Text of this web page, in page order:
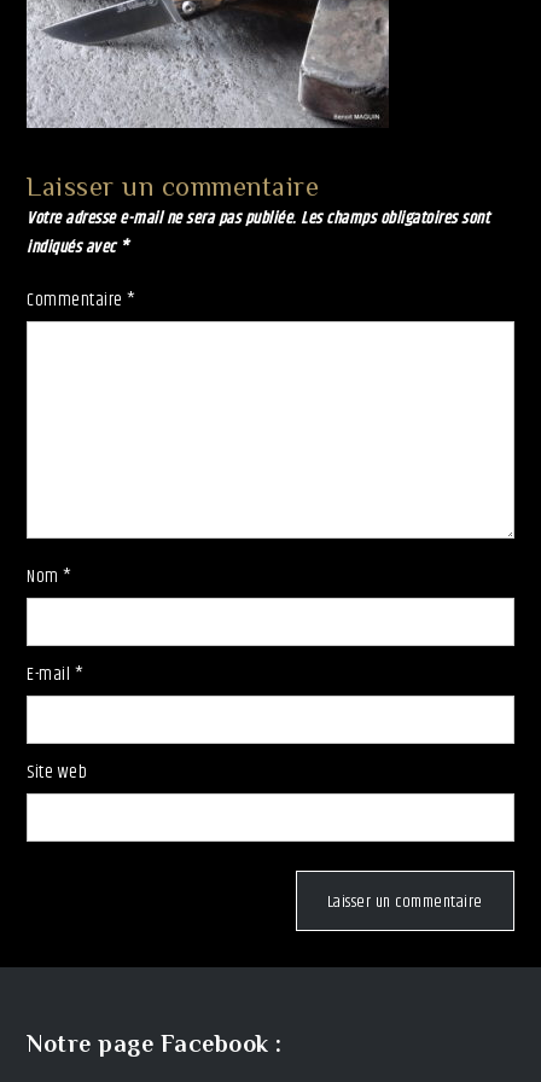
Laisser un commentaire
Votre adresse e-mail ne sera pas publiée. Les champs obligatoires sont
indiqués avec*
Commentaire*
Nom*
E-mail *
Site web
Notre page Facebook :